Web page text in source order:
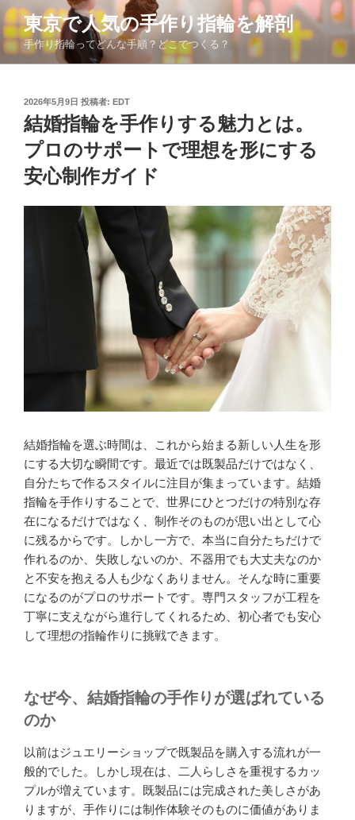
コ
ン
ン
東京で人気の手作り指輪を解剖
手作り指輪ってどんな手順？どこでつくる？
投
稿
日:
2026年5月9日 投稿者: EDT
結婚指輪を手作りする魅力とは。
プロのサポートで理想を形にする
安心制作ガイド
結婚指輪を選ぶ時間は、これから始まる新しい人生を形
にする大切な瞬間です。最近では既製品だけではなく、
自分たちで作るスタイルに注目が集まっています。結婚
指輪を手作りすることで、世界にひとつだけの特別な存
在になるだけではなく、制作そのものが思い出として心
に残るからです。しかし一方で、本当に自分たちだけで
作れるのか、失敗しないのか、不器用でも大丈夫なのか
と不安を抱える人も少なくありません。そんな時に重要
になるのがプロのサポートです。専門スタッフが工程を
丁寧に支えながら進行してくれるため、初心者でも安心
して理想の指輪作りに挑戦できます。
なぜ今、結婚指輪の手作りが選ばれている
のか
以前はジュエリーショップで既製品を購入する流れが一
般的でした。しかし現在は、二人らしさを重視するカッ
プルが増えています。既製品には完成された美しさがあ
りますが、手作りには制作体験そのものに価値がありま